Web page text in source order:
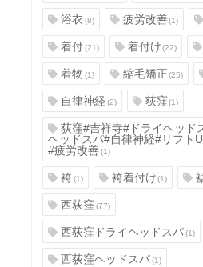
浴衣(8) 疲労改善(1)
着付(21) 着付け(22)
着物(1) 縮毛矯正(25)
自律神経(2) 荻窪(1)
荻窪#吉祥寺#ドライヘッド
ヘッドスパ#自律神経#リフト
#疲労改善(1)
袴(1) 袴着付け(1)
西荻窪(77)
西荻窪ドライヘッドスパ(1)
西荻窪ヘッドスパ(1)